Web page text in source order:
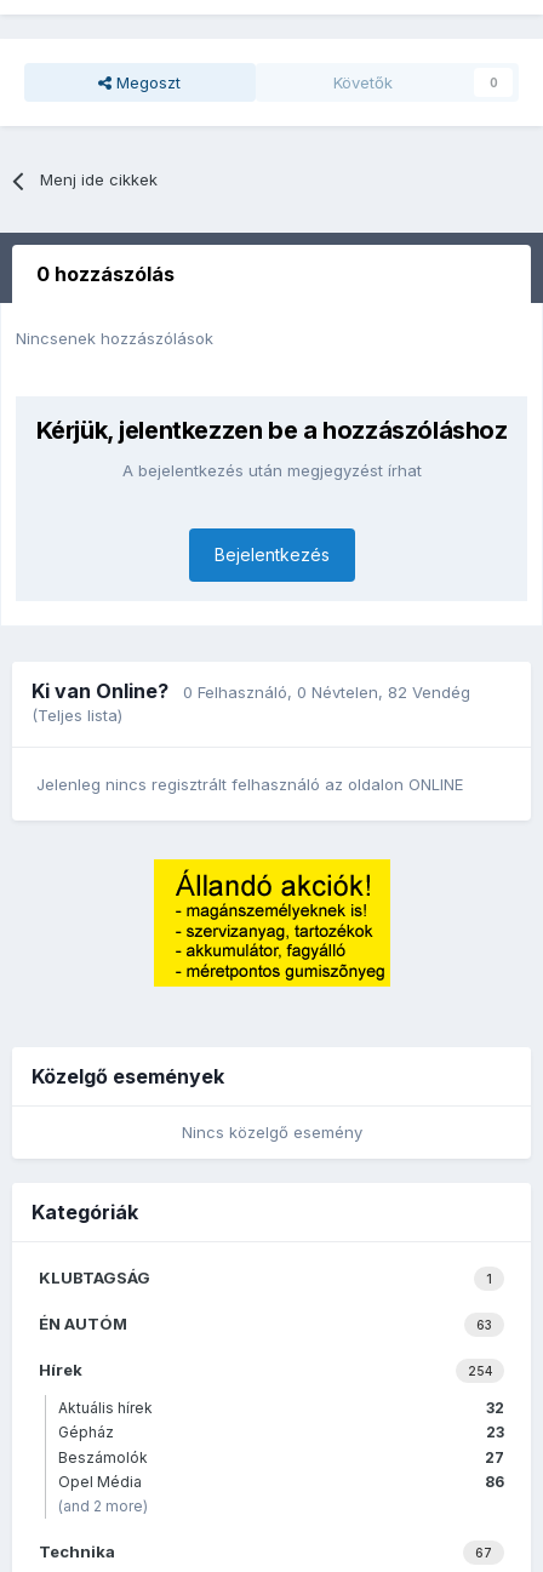
Megoszt Követők 0
Menj ide cikkek
0 hozzászólás
Nincsenek hozzászólások
Kérjük, jelentkezzen be a hozzászóláshoz
A bejelentkezés után megjegyzést írhat
Bejelentkezés
Ki van Online? 0 Felhasználó, 0 Névtelen, 82 Vendég
(Teljes lista)
Jelenleg nincs regisztrált felhasználó az oldalon ONLINE
Közelgő események
Nincs közelgő esemény
Kategóriák
1
KLUBTAGSÁG
63
ÉN AUTÓM
254
Hírek
32
Aktuális hírek
23
Gépház
27
Beszámolók
86
Opel Média
(and 2 more)
67
Technika